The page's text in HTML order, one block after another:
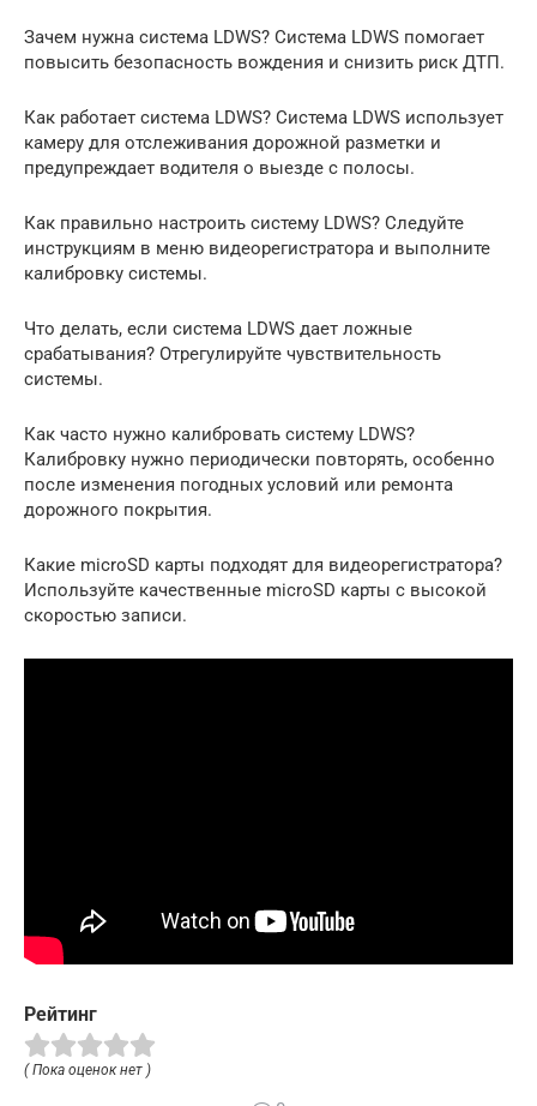
Зачем нужна система LDWS? Система LDWS помогает
повысить безопасность вождения и снизить риск ДТП.
Как работает система LDWS? Система LDWS использует
камеру для отслеживания дорожной разметки и
предупреждает водителя о выезде с полосы.
Как правильно настроить систему LDWS? Следуйте
инструкциям в меню видеорегистратора и выполните
калибровку системы.
Что делать, если система LDWS дает ложные
срабатывания? Отрегулируйте чувствительность
системы.
Как часто нужно калибровать систему LDWS?
Калибровку нужно периодически повторять, особенно
после изменения погодных условий или ремонта
дорожного покрытия.
Какие microSD карты подходят для видеорегистратора?
Используйте качественные microSD карты с высокой
скоростью записи.
Рейтинг
( Пока оценок нет )